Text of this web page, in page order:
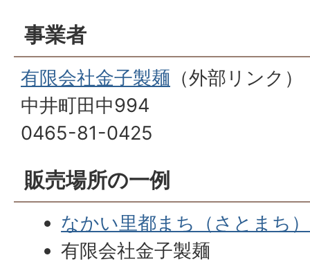
事業者
有限会社金子製麺 （外部リンク）
中井町田中994
0465-81-0425
販売場所の一例
なかい里都まち（さとまち
有限会社金子製麺